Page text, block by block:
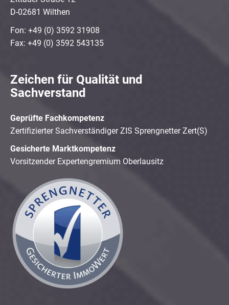
D-02681 Wilthen
Fon: +49 (0) 3592 31908
Fax: +49 (0) 3592 543135
Zeichen für Qualität und
Sachverstand
Geprüfte Fachkompetenz
Zertifizierter Sachverständiger ZIS Sprengnetter Zert(S)
Gesicherte Marktkompetenz
Vorsitzender Expertengremium Oberlausitz